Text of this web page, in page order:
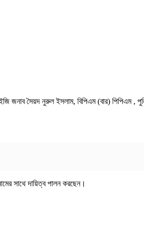
সৈয়দ নুরুল ইসলাম, বিপিএম (বার) পিপিএম ,
সাথে দায়িত্ব পালন করছেন।